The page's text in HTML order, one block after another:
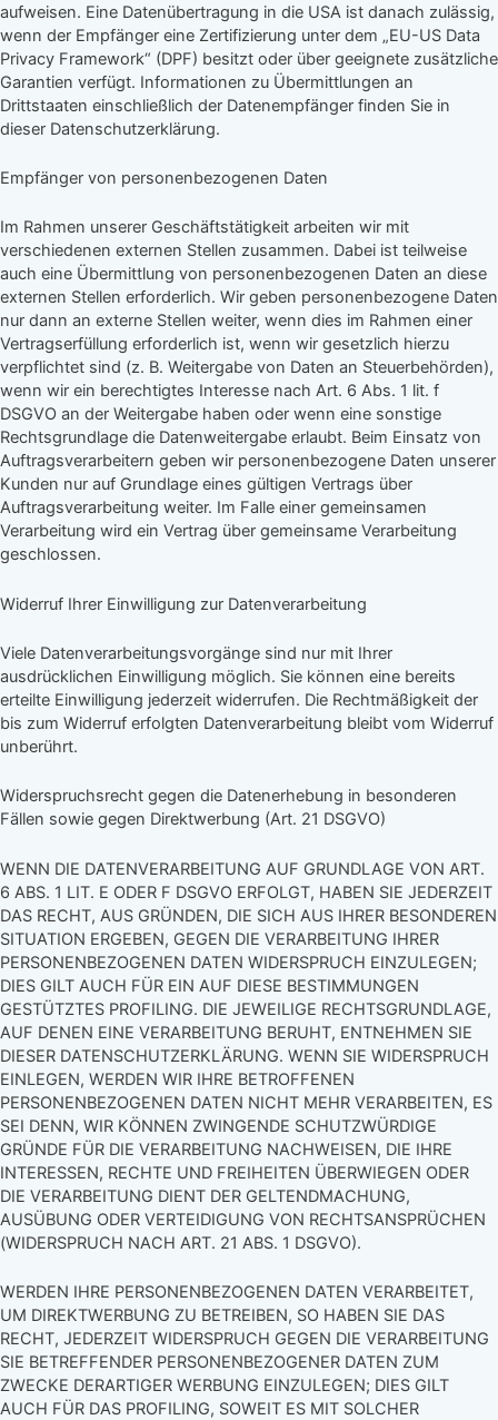
aufweisen. Eine Datenübertragung in die USA ist danach zulässig,
wenn der Empfänger eine Zertifizierung unter dem „EU-US Data
Privacy Framework“ (DPF) besitzt oder über geeignete zusätzliche
Garantien verfügt. Informationen zu Übermittlungen an
Drittstaaten einschließlich der Datenempfänger finden Sie in
dieser Datenschutzerklärung.
Empfänger von personenbezogenen Daten
Im Rahmen unserer Geschäftstätigkeit arbeiten wir mit
verschiedenen externen Stellen zusammen. Dabei ist teilweise
auch eine Übermittlung von personenbezogenen Daten an diese
externen Stellen erforderlich. Wir geben personenbezogene Daten
nur dann an externe Stellen weiter, wenn dies im Rahmen einer
Vertragserfüllung erforderlich ist, wenn wir gesetzlich hierzu
verpflichtet sind (z. B. Weitergabe von Daten an Steuerbehörden),
wenn wir ein berechtigtes Interesse nach Art. 6 Abs. 1 lit. f
DSGVO an der Weitergabe haben oder wenn eine sonstige
Rechtsgrundlage die Datenweitergabe erlaubt. Beim Einsatz von
Auftragsverarbeitern geben wir personenbezogene Daten unserer
Kunden nur auf Grundlage eines gültigen Vertrags über
Auftragsverarbeitung weiter. Im Falle einer gemeinsamen
Verarbeitung wird ein Vertrag über gemeinsame Verarbeitung
geschlossen.
Widerruf Ihrer Einwilligung zur Datenverarbeitung
Viele Datenverarbeitungsvorgänge sind nur mit Ihrer
ausdrücklichen Einwilligung möglich. Sie können eine bereits
erteilte Einwilligung jederzeit widerrufen. Die Rechtmäßigkeit der
bis zum Widerruf erfolgten Datenverarbeitung bleibt vom Widerruf
unberührt.
Widerspruchsrecht gegen die Datenerhebung in besonderen
Fällen sowie gegen Direktwerbung (Art. 21 DSGVO)
WENN DIE DATENVERARBEITUNG AUF GRUNDLAGE VON ART.
6 ABS. 1 LIT. E ODER F DSGVO ERFOLGT, HABEN SIE JEDERZEIT
DAS RECHT, AUS GRÜNDEN, DIE SICH AUS IHRER BESONDEREN
SITUATION ERGEBEN, GEGEN DIE VERARBEITUNG IHRER
PERSONENBEZOGENEN DATEN WIDERSPRUCH EINZULEGEN;
DIES GILT AUCH FÜR EIN AUF DIESE BESTIMMUNGEN
GESTÜTZTES PROFILING. DIE JEWEILIGE RECHTSGRUNDLAGE,
AUF DENEN EINE VERARBEITUNG BERUHT, ENTNEHMEN SIE
DIESER DATENSCHUTZERKLÄRUNG. WENN SIE WIDERSPRUCH
EINLEGEN, WERDEN WIR IHRE BETROFFENEN
PERSONENBEZOGENEN DATEN NICHT MEHR VERARBEITEN, ES
SEI DENN, WIR KÖNNEN ZWINGENDE SCHUTZWÜRDIGE
GRÜNDE FÜR DIE VERARBEITUNG NACHWEISEN, DIE IHRE
INTERESSEN, RECHTE UND FREIHEITEN ÜBERWIEGEN ODER
DIE VERARBEITUNG DIENT DER GELTENDMACHUNG,
AUSÜBUNG ODER VERTEIDIGUNG VON RECHTSANSPRÜCHEN
(WIDERSPRUCH NACH ART. 21 ABS. 1 DSGVO).
WERDEN IHRE PERSONENBEZOGENEN DATEN VERARBEITET,
UM DIREKTWERBUNG ZU BETREIBEN, SO HABEN SIE DAS
RECHT, JEDERZEIT WIDERSPRUCH GEGEN DIE VERARBEITUNG
SIE BETREFFENDER PERSONENBEZOGENER DATEN ZUM
ZWECKE DERARTIGER WERBUNG EINZULEGEN; DIES GILT
AUCH FÜR DAS PROFILING, SOWEIT ES MIT SOLCHER